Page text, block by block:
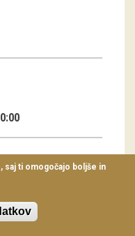
saj ti omogočajo boljše in